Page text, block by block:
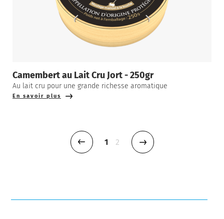
Camembert au Lait Cru Jort - 250gr
Au lait cru pour une grande richesse aromatique
En savoir plus
Page précédence
1 2
Page précédente